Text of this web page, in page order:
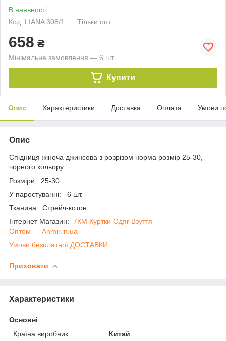
В наявності
Код: LIANA 308/1
Тільки опт
658 ₴
Мінімальне замовлення — 6 шт.
Купити
Опис Характеристики Доставка Оплата Умови
Опис
Спідниця жіноча джинсова з розрізом норма розмір 25-30,
чорного кольору
Розміри: 25-30
У паростуванні: 6 шт.
Тканина: Стрейч-котон
Інтернет Магазин: 7КМ Куртки Одяг Взуття
Оптом ― Anmir.in.ua
Умови безплатної ДОСТАВКИ
Приховати
Характеристики
Основні
Країна виробник
Китай